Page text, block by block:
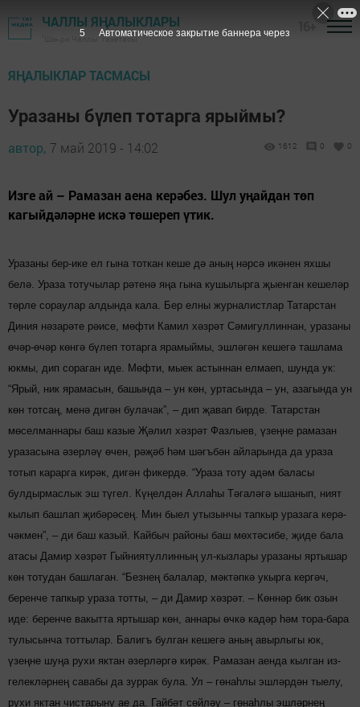
ЧАЛЛЫ ЯҢАЛЫКЛАРЫ
"Шәһри Чаллы" газетасы
ЯҢАЛЫКЛАР ТАСМАСЫ
Уразаны бүлеп тотарга ярыймы?
автор, 7 май 2019 - 14:02 1612 0 0
Изге ай – Рамазан аена керәбез. Шул уңайдан төп
кагыйдә­ләрне искә төшереп үтик.
Уразаны бер-ике ел гына тоткан кеше дә аның нәрсә икәнен яхшы
белә. Ураза тотучылар рәтенә яңа гына кушылырга җыенган кешеләр
төрле сораулар алдында кала. Бер елны журналистлар Татарстан
Диния нәзарәте рәисе, мөфти Камил хәзрәт Сәмигул­линнан, уразаны
өчәр-өчәр көнгә бүлеп тотарга ярамыймы, эшләгән кешегә ташлама
юкмы, дип сораган иде. Мөфти, мыек астыннан елмаеп, шунда ук:
“Ярый, ник ярамасын, башында – ун көн, уртасында – ун, азагында ун
көн тотсаң, менә дигән булачак”, – дип җавап бирде. Татарстан
мөселман­нары баш казые Җәлил хәзрәт Фазлыев, үзеңне рамазан
уразасына әзерләү өчен, рәҗәб һәм шәгъбән айларында да ураза
тотып карарга кирәк, дигән фикердә. “Ураза тоту адәм баласы
булдырмаслык эш тү­гел. Күңелдән Аллаһы Тәгаләгә ышанып, ният
кылып башлап җибәрәсең. Мин быел утызынчы тапкыр уразага керә­
чәкмен”, – ди баш казый. Кайбыч районы баш мөхтәсибе, җиде бала
атасы Дамир хәзрәт Гыйниятуллинның ул-кызлары ура­заны яртышар
көн тотудан башлаган. “Безнең балалар, мәк­тәпкә укырга кергәч,
беренче тапкыр ураза тотты, – ди Дамир хәзрәт. – Көннәр бик озын
иде: беренче вакытта яртышар көн, аннары өчкә кадәр һәм тора-бара
тулысынча тоттылар. Балигъ булган кешегә аның авырлыгы юк,
үзеңне шуңа рухи яктан әзерләргә кирәк. Рамазан аенда кылган из­
гелекләрнең савабы да зуррак була. Ул – гөнаһлы эшләрдән тыелу,
рухи яктан чистарыну ае да. Гайбәт сөйләү – гөнаһлы эшләрнең
5 Автоматическое закрытие баннера через